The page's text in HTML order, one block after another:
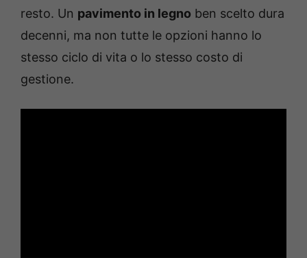
resto. Un pavimento in legno ben scelto dura
decenni, ma non tutte le opzioni hanno lo
stesso ciclo di vita o lo stesso costo di
gestione.